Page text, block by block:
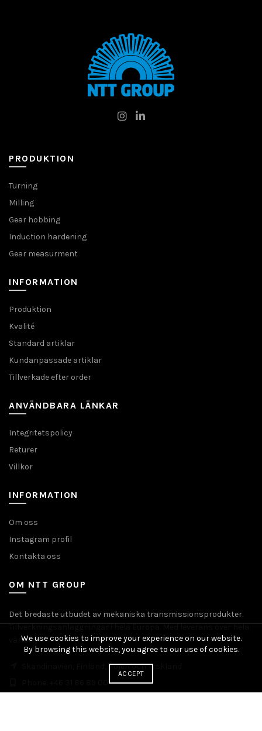
PRODUKTION
Turning
Milling
Gear hobbing
Induction hardening
Gear measurment
INFORMATION
Produktion
Kvalité
Standard artiklar
Kundanpassade artiklar
Tillverkade efter order
ANVÄNDBARA LÄNKAR
Integritetspolicy
Returer
Villkor
INFORMATION
Om oss
Instagram profil
Kontakta oss
OM NTT GROUP
Det bredaste utbudet av mekaniska transmissionsprodukter.
Tillverkningsanläggningar i hela Europa. Med leverans över hela
världen.
Skandinavien, Finland, Polen och Tyskland
We use cookies to improve your experience on our website.
By browsing this website, you agree to our use of cookies.
ACCEPT